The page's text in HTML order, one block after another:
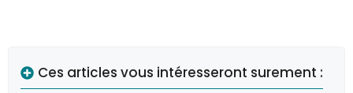
Ces articles vous intéresseront surement :